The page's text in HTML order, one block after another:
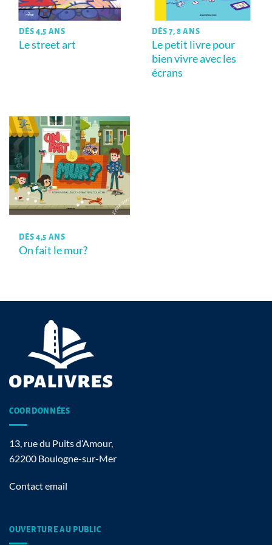
DÈS 4,5 ANS
Le street art
DÈS 7, 8 ANS
Le petit livre pour
bien vivre avec les
écrans
DÈS 4,5 ANS
On fait le mur?
COORDONNÉES
13, rue du Puits d’Amour,
62200 Boulogne-sur-Mer
Contact email
OUVERTURE AU PUBLIC